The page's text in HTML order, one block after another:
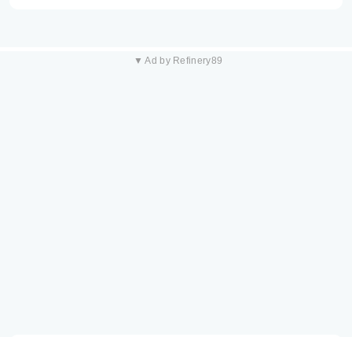
▼ Ad by Refinery89